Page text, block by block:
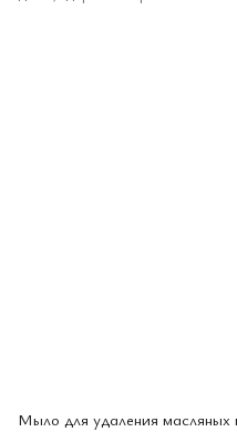
Мыло для удаления